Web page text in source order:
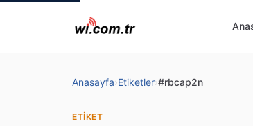
Anasayfa›Etiketler›#rbcap2n
ETIKET